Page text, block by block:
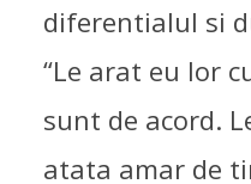
diferentialul si
“Le arat eu lor
sunt de acord.
atata amar de